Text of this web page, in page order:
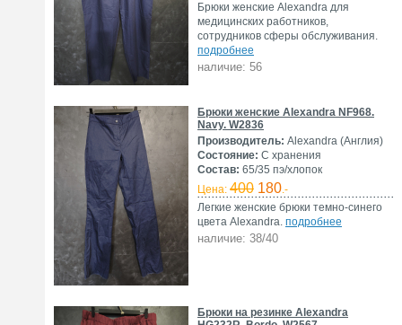
Брюки женские Alexandra для
медицинских работников,
сотрудников сферы обслуживания.
подробнее
наличие: 56
Брюки женские Alexandra NF968.
Navy. W2836
Производитель: Alexandra (Англия)
Состояние: С хранения
Состав: 65/35 пэ/хлопок
Цена: 400 180.-
Легкие женские брюки темно-синего
цвета Alexandra. подробнее
наличие: 38/40
Брюки на резинке Alexandra